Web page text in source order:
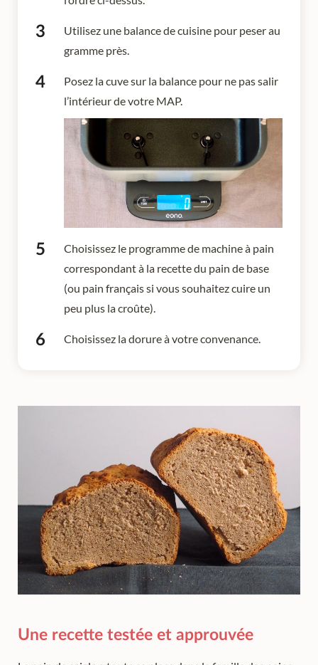
Utilisez une balance de cuisine pour peser au
gramme près.
Posez la cuve sur la balance pour ne pas salir
l’intérieur de votre MAP.
Choisissez le programme de machine à pain
correspondant à la recette du pain de base
(ou pain français si vous souhaitez cuire un
peu plus la croûte).
Choisissez la dorure à votre convenance.
Une recette testée et approuvée